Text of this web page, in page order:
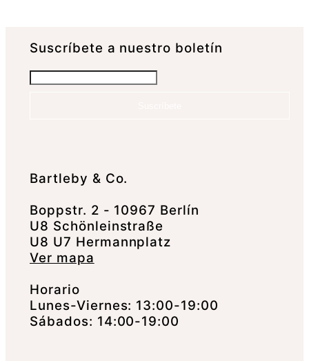
Suscrí­bete a nuestro boletín
Bartleby & Co.
Boppstr. 2 - 10967 Berlín
U8 Schönleinstraße
U8 U7 Hermannplatz
Ver mapa
Horario
Lunes-Viernes: 13:00-19:00
Sábados: 14:00-19:00